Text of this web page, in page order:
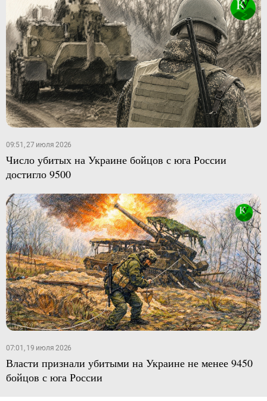
09:51, 27 июля 2026
Число убитых на Украине бойцов с юга России
достигло 9500
07:01, 19 июля 2026
Власти признали убитыми на Украине не менее 9450
бойцов с юга России